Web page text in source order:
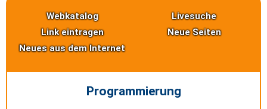
Webkatalog
Livesuche
Link eintragen
Neue Seiten
Neues aus dem Internet
Programmierung